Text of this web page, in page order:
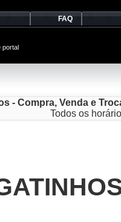
FAQ
portal
- Compra, Venda e
Todos os